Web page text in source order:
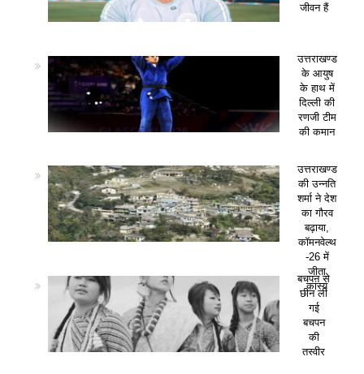
जीवन हैं
उत्तराखण्ड
के आयुष
के हाथ में
दिल्ली की
रणजी टीम
की कमान
उत्तराखण्ड
की उन्नति
शर्मा ने देश
का गौरव
बढ़ाया,
कॉमनवेल्थ
-26 में
जीता
कांस्य
बचपन से
छीन ली
गई
बचपन
की
तस्वीर